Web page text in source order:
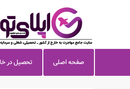
صفحه اصلی تحصیل در